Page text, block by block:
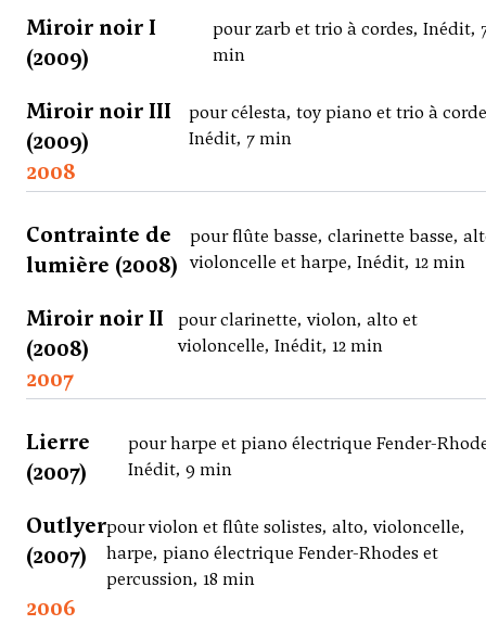
Miroir noir I
(2009)
pour zarb et trio à cordes, Inédit,
min
Miroir noir III
(2009)
pour célesta, toy piano et trio à
Inédit, 7 min
2008
Contrainte de
lumière (2008)
pour flûte basse, clarinette basse,
violoncelle et harpe, Inédit, 12 min
Miroir noir II
(2008)
pour clarinette, violon, alto et
violoncelle, Inédit, 12 min
2007
Lierre
(2007)
pour harpe et piano électrique Fender-
Inédit, 9 min
Outlyer
(2007)
pour violon et flûte solistes, alto, violoncelle,
harpe, piano électrique Fender-Rhodes et
percussion, 18 min
2006